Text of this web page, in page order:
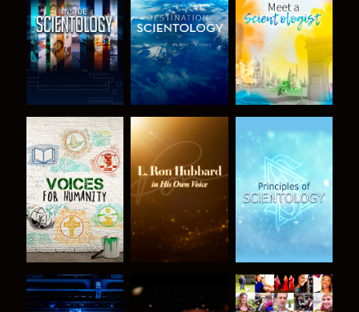
UTFORSKA
SERIEN
UTFORSKA
SERIEN
UTFORSKA
SERIEN